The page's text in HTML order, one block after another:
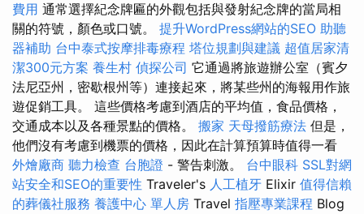
費用 通常選擇紀念牌匾的外觀包括與發射紀念牌的當局相
關的符號，顏色或口號。 提升WordPress網站的SEO 助聽
器補助 台中泰式按摩排毒療程 塔位規劃與建議 超值居家清
潔300元方案 養生村 偵探公司 它通過將旅遊辦公室（賓夕
法尼亞州，密歇根州等）連接起來，將某些州的海報用作旅
遊促銷工具。 這些價格考慮到酒店的平均值，食品價格，
交通成本以及各種景點的價格。 搬家 天母撥筋療法 但是，
他們沒有考慮到機票的價格，因此在計算預算時值得一看
外燴廠商 聽力檢查 台胞證 - 警告刺激。 台中眼科 SSL對網
站安全和SEO的重要性 Traveler's 人工植牙 Elixir 值得信賴
的葬儀社服務 養護中心 單人房 Travel 指壓專業課程 Blog